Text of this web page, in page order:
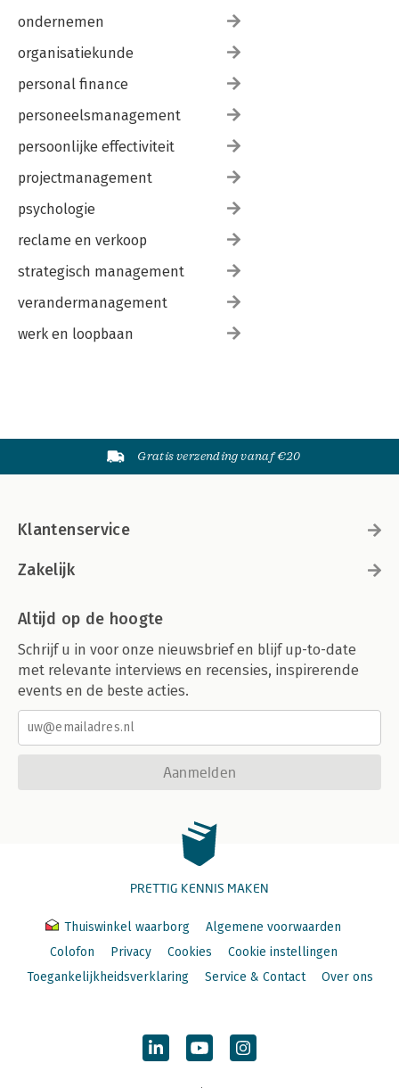
ondernemen
organisatiekunde
personal finance
personeelsmanagement
persoonlijke effectiviteit
projectmanagement
psychologie
reclame en verkoop
strategisch management
verandermanagement
werk en loopbaan
Gratis verzending vanaf €20
Klantenservice
Zakelijk
Altijd op de hoogte
Schrijf u in voor onze nieuwsbrief en blijf up-to-date
met relevante interviews en recensies, inspirerende
events en de beste acties.
Aanmelden
PRETTIG KENNIS MAKEN
Thuiswinkel waarborg
Algemene voorwaarden
Colofon
Privacy Cookies
Cookie instellingen
Toegankelijkheidsverklaring
Service & Contact Over ons